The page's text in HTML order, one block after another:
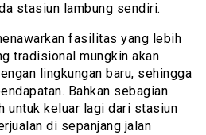
stasiun lambung sendiri.
fasilitas yang lebih
tradisional mungkin akan
lingkungan baru, sehingga
Bahkan sebagian
untuk keluar lagi dari stasiun
di sepanjang jalan